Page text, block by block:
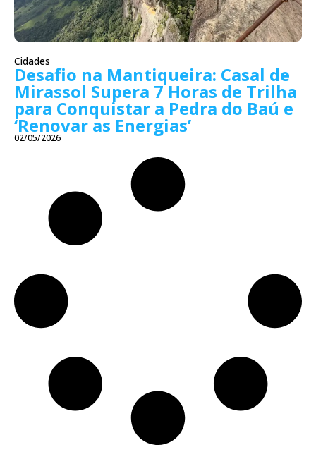
Cidades
Desafio na Mantiqueira: Casal de
Mirassol Supera 7 Horas de Trilha
para Conquistar a Pedra do Baú e
‘Renovar as Energias’
02/05/2026